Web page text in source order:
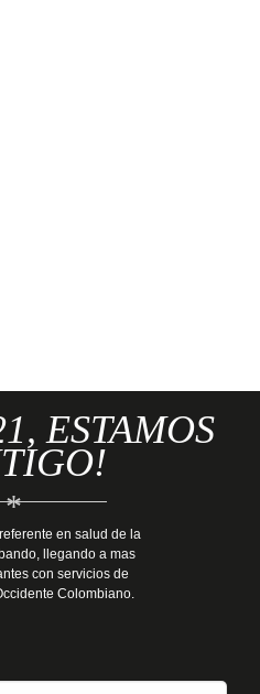
ESTAMOS
*
en salud de la
llegando a mas
con servicios de
Colombiano.